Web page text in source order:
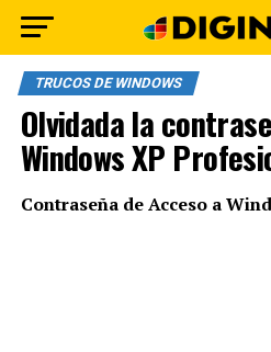
TRUCOS DE WINDOWS
Olvidada la
Windows XP
Contraseña de Acceso a